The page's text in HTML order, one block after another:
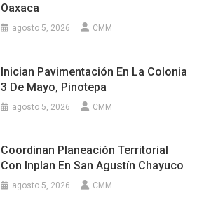
Oaxaca
agosto 5, 2026 CMM
Inician Pavimentación En La Colonia
3 De Mayo, Pinotepa
agosto 5, 2026 CMM
Coordinan Planeación Territorial
Con Inplan En San Agustín Chayuco
agosto 5, 2026 CMM